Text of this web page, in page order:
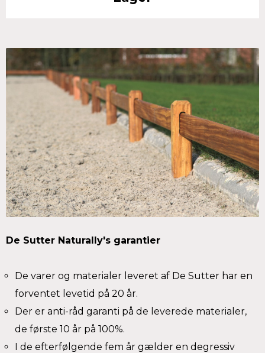
De Sutter Naturally's garantier
De varer og materialer leveret af De Sutter har en
forventet levetid på 20 år.
Der er anti-råd garanti på de leverede materialer,
de første 10 år på 100%.
I de efterfølgende fem år gælder en degressiv